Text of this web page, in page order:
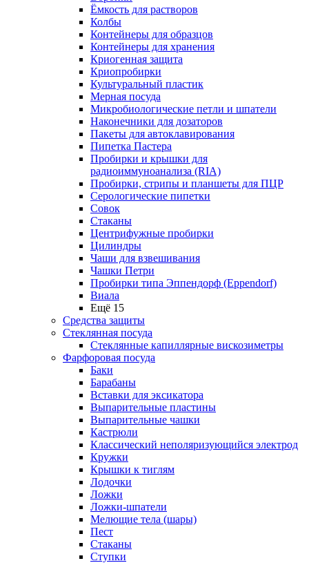
Ёмкость для растворов
Колбы
Контейнеры для образцов
Контейнеры для хранения
Криогенная защита
Криопробирки
Культуральный пластик
Мерная посуда
Микробиологические петли и шпатели
Наконечники для дозаторов
Пакеты для автоклавирования
Пипетка Пастера
Пробирки и крышки для
радиоиммуноанализа (RIA)
Пробирки, стрипы и планшеты для ПЦР
Серологические пипетки
Совок
Стаканы
Центрифужные пробирки
Цилиндры
Чаши для взвешивания
Чашки Петри
Пробирки типа Эппендорф (Eppendorf)
Виала
Ещё 15
Средства защиты
Стеклянная посуда
Стеклянные капиллярные вискозиметры
Фарфоровая посуда
Баки
Барабаны
Вставки для эксикатора
Выпарительные пластины
Выпарительные чашки
Кастрюли
Классический неполяризующийся электрод
Кружки
Крышки к тиглям
Лодочки
Ложки
Ложки-шпатели
Мелющие тела (шары)
Пест
Стаканы
Ступки